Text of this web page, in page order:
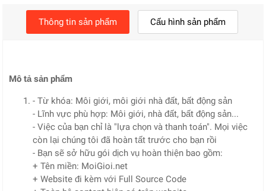
Thông tin sản phẩm Cấu hình sản phẩm
Mô tả sản phẩm
- Từ khóa: Môi giới, môi giới nhà đất, bất động sản
- Lĩnh vực phù hợp: Môi giới, nhà đất, bất động sản...
- Việc của bạn chỉ là "lựa chọn và thanh toán". Mọi việc
còn lại chúng tôi đã hoàn tất trước cho bạn rồi
- Bạn sẽ sở hữu gói dịch vụ hoàn thiện bao gồm:
+ Tên miền: MoiGioi.net
+ Website đi kèm với Full Source Code